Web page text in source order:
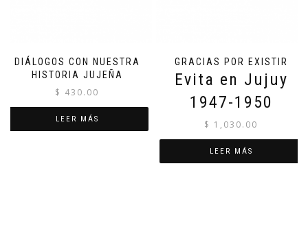
DIÁLOGOS CON NUESTRA
HISTORIA JUJEÑA
$ 430.00
LEER MÁS
GRACIAS POR EXISTIR
Evita en Jujuy
1947-1950
$ 1,030.00
LEER MÁS